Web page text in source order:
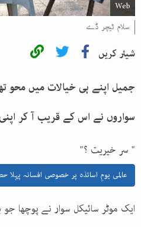
Web
سلام ٹیچر ڈے
شیئر کریں
جمیل اپنے ہی خیالات میں محو
سواروں نے اس کے قریب آ کر
" سر خیریت ؟"
عالمی یومِ اساتذہ پر خصوصی افسانہ
ایک موٹر سائیکل سوار نے پوچھا جو